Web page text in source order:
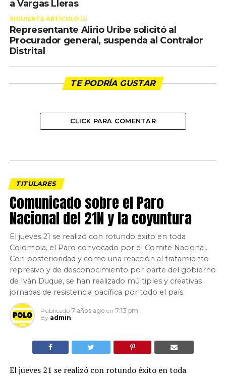
a Vargas Lleras
SIGUIENTE ARTÍCULO 👈🏻
Representante Alirio Uribe solicitó al
Procurador general, suspenda al Contralor
Distrital
TE PODRÍA GUSTAR
CLICK PARA COMENTAR
TITULARES
Comunicado sobre el Paro
Nacional del 21N y la coyuntura
El jueves 21 se realizó con rotundo éxito en toda
Colombia, el Paro convocado por el Comité Nacional.
Con posterioridad y como una reacción al tratamiento
represivo y de desconocimiento por parte del gobierno
de Iván Duque, se han realizado múltiples y creativas
jornadas de resistencia pacífica por todo el país.
Publicado 7 años ago en 7:13 pm
By admin
El jueves 21 se realizó con rotundo éxito en toda